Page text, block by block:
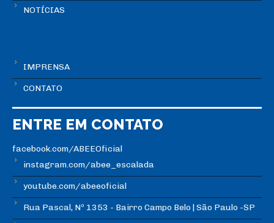
NOTÍCIAS
IMPRENSA
CONTATO
ENTRE EM CONTATO
facebook.com/ABEEOficial
instagram.com/abee_escalada
youtube.com/abeeoficial
Rua Pascal, Nº 1353 - Bairro Campo Belo | São Paulo -SP